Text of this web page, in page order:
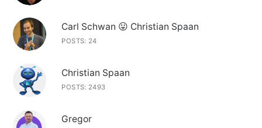
Carl Schwan 😛 Christian Spaan
POSTS: 24
Christian Spaan
POSTS: 2493
Gregor